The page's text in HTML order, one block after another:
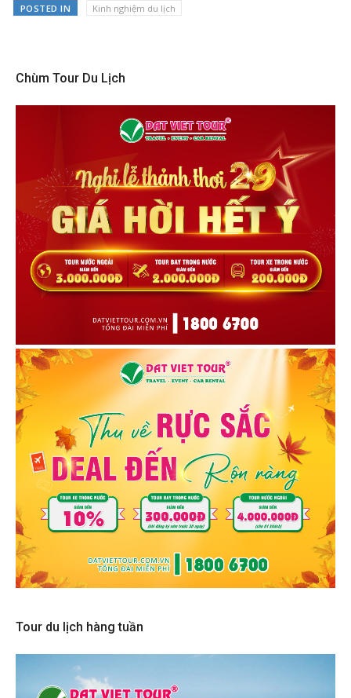
POSTED IN Kinh nghiệm du lịch
Chùm Tour Du Lịch
Tour du lịch hàng tuần